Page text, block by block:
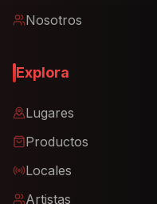
Nosotros
Explora
Lugares
Productos
Locales
Artistas